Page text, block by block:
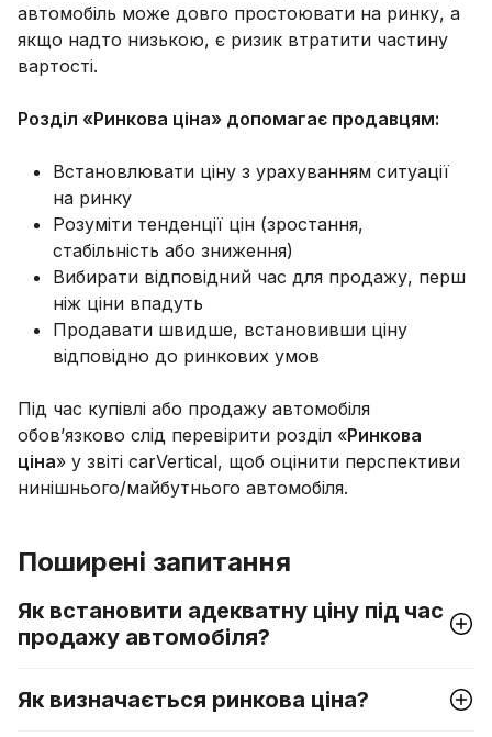
автомобіль може довго простоювати на ринку, а
якщо надто низькою, є ризик втратити частину
вартості.
Розділ «Ринкова ціна» допомагає продавцям:
Встановлювати ціну з урахуванням ситуації
на ринку
Розуміти тенденції цін (зростання,
стабільність або зниження)
Вибирати відповідний час для продажу, перш
ніж ціни впадуть
Продавати швидше, встановивши ціну
відповідно до ринкових умов
Під час купівлі або продажу автомобіля
обов’язково слід перевірити розділ «Ринкова
ціна» у звіті carVertical, щоб оцінити перспективи
нинішнього/майбутнього автомобіля.
Поширені запитання
Як встановити адекватну ціну під час
продажу автомобіля?
Як визначається ринкова ціна?